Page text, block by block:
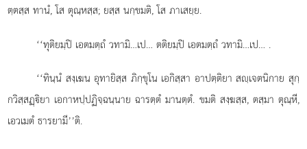
ตฺตสฺส ทานํ, โส ตุณฺหสฺส; ยสฺส นกฺขมติ, โส ภาเสยฺย.
‘‘ทุติยมฺปิ เอตมตฺถํ วทามิ…เป… ตติยมฺปิ เอตมตฺถํ วทามิ…เป… .
‘‘ทินฺนํ สงฺเฆน อุทายิสฺส ภิกฺขุโน เอกิสฺสา อาปตฺติยา สฺเจตนิกาย สุกฺ
กวิสฺสฏฺิยา เอกาหปฺปฏิจฺฉนฺนาย ฉารตฺตํ มานตฺตํ. ขมติ สงฺฆสฺส, ตสฺมา ตุณฺหี,
เอวเมตํ ธารยามี’’ติ.